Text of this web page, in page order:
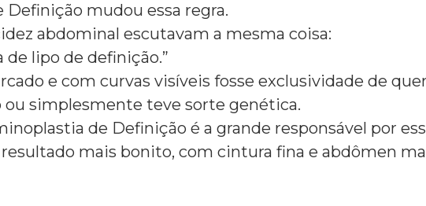
mudou essa regra.
abdominal escutavam a mesma coisa:
de lipo de definição.”
e com curvas visíveis fosse exclusividade de
ou simplesmente teve sorte genética.
de Definição é a grande responsável por
mais bonito, com cintura fina e abdômen